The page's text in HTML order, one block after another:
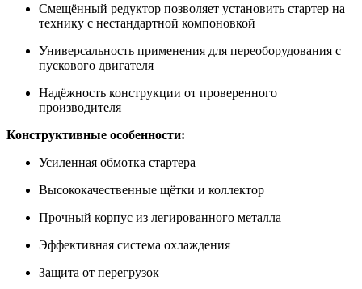
Смещённый редуктор позволяет установить стартер на
технику с нестандартной компоновкой
Универсальность применения для переоборудования с
пускового двигателя
Надёжность конструкции от проверенного
производителя
Конструктивные особенности:
Усиленная обмотка стартера
Высококачественные щётки и коллектор
Прочный корпус из легированного металла
Эффективная система охлаждения
Защита от перегрузок